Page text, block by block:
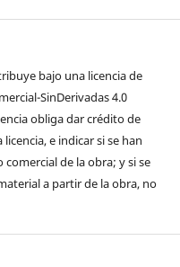
bajo una licencia de
SinDerivadas 4.0
obliga dar crédito de
e indicar si se han
de la obra; y si se
a partir de la obra, no